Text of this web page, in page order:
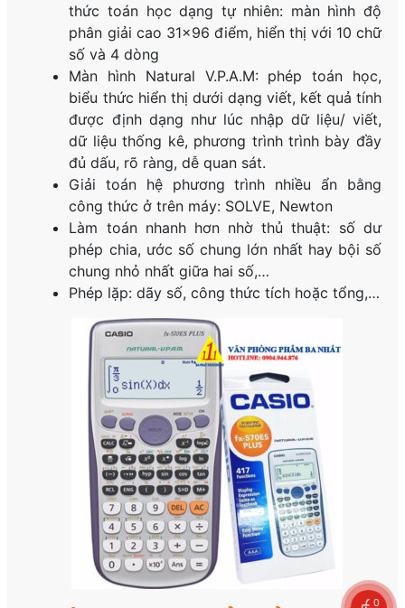
thức toán học dạng tự nhiên: màn hình độ
phân giải cao 31×96 điểm, hiển thị với 10 chữ
số và 4 dòng
Màn hình Natural V.P.A.M: phép toán học,
biểu thức hiển thị dưới dạng viết, kết quả tính
được định dạng như lúc nhập dữ liệu/ viết,
dữ liệu thống kê, phương trình trình bày đầy
đủ dấu, rõ ràng, dễ quan sát.
Giải toán hệ phương trình nhiều ẩn bằng
công thức ở trên máy: SOLVE, Newton
Làm toán nhanh hơn nhờ thủ thuật: số dư
phép chia, ước số chung lớn nhất hay bội số
chung nhỏ nhất giữa hai số,…
Phép lặp: dãy số, công thức tích hoặc tổng,…
0